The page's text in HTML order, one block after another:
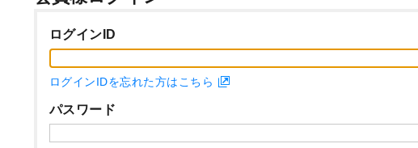
ログインID
ログインIDを忘れた方はこちら
パスワード